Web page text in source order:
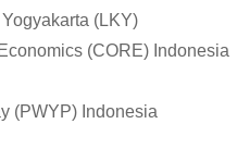
(LKY)
(CORE) Indonesia
(PWYP) Indonesia